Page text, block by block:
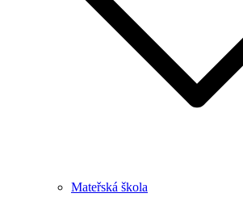
Mateřská škola